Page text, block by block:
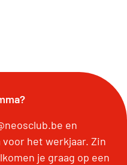
en
het werkjaar. Zin
je graag op een